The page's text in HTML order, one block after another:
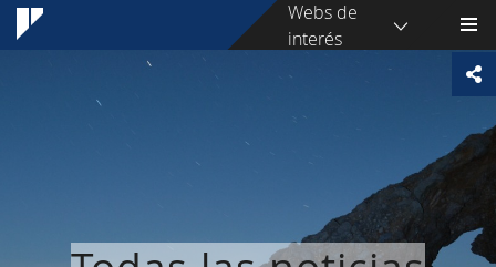
Webs de
interés